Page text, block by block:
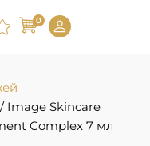
0
/ Image Skincare
Complex 7 мл